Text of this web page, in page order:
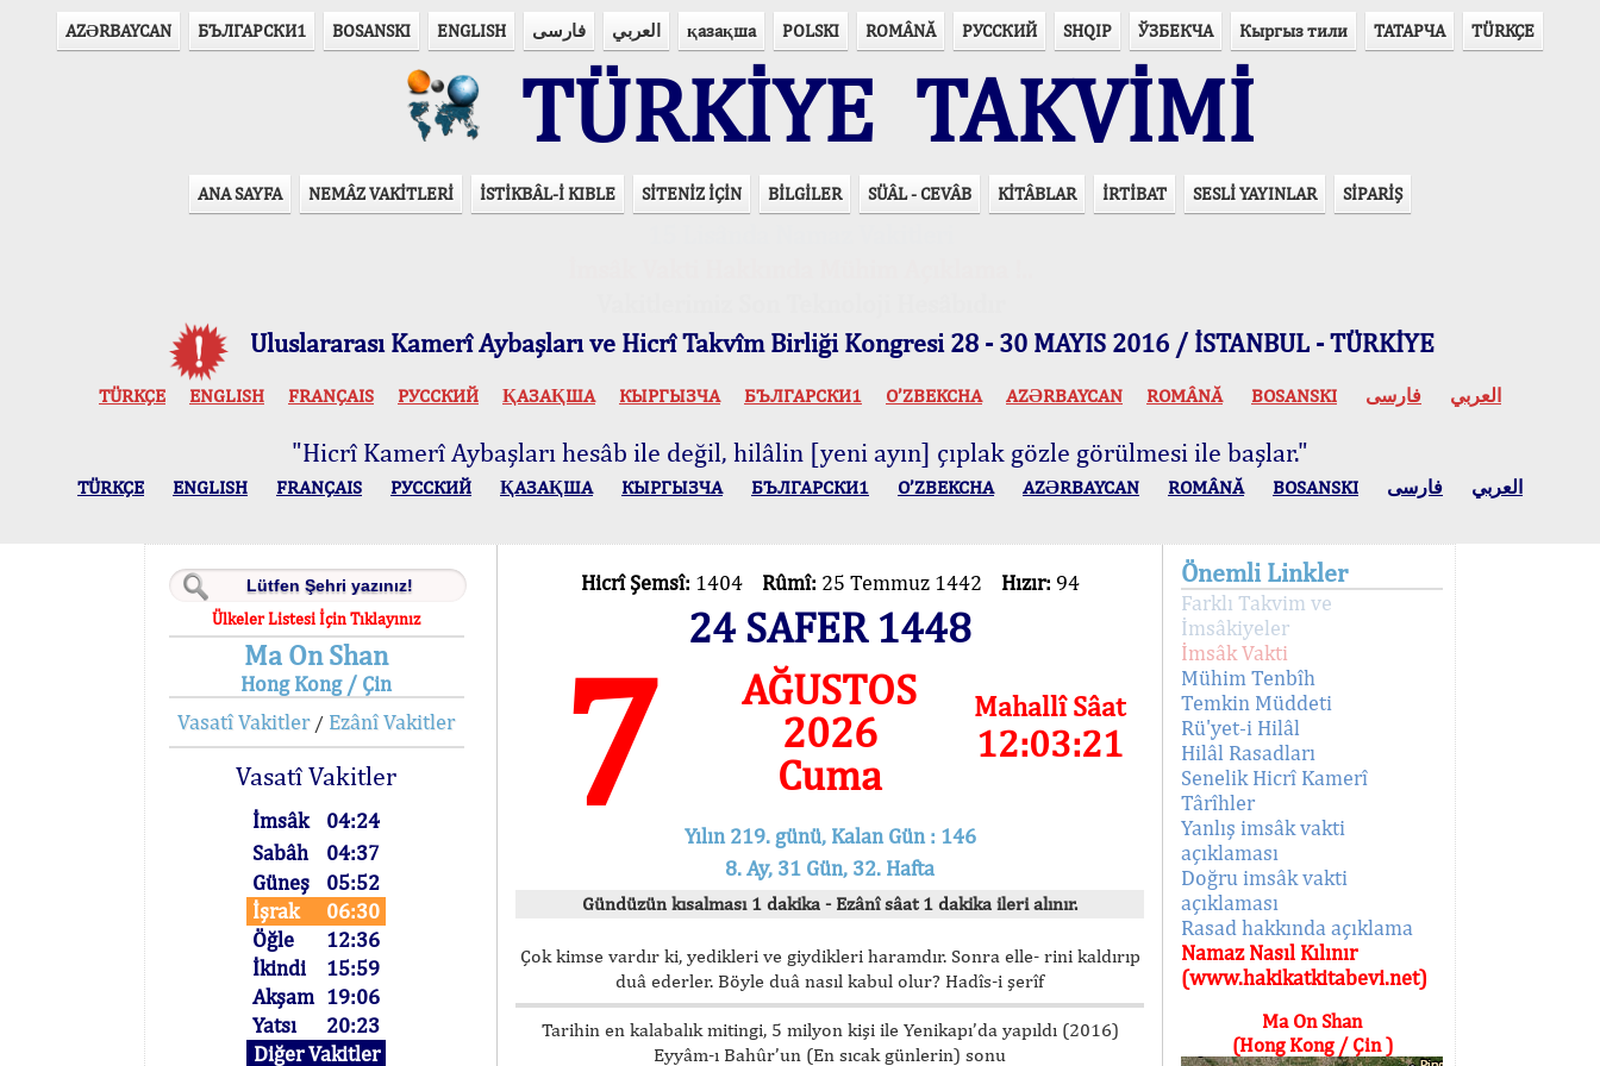
AZӘRBAYCAN БЪЛГАРСКИ1 BOSANSKI ENGLISH فارسی العربي қазақша POLSKI ROMÂNĂ РУССКИЙ SHQIP ЎЗБЕКЧА Кыргыз тили ТАТАРЧА TÜRKÇE
TÜRKİYE TAKVİMİ
ANA SAYFA NEMÂZ VAKİTLERİ İSTİKBÂL-İ KIBLE SİTENİZ İÇİN BİLGİLER SÜÂL - CEVÂB KİTÂBLAR İRTİBAT SESLİ YAYINLAR SİPARİŞ
Uluslararası Kamerî Aybaşları ve Hicrî Takvîm Birliği Kongresi 28 - 30 MAYIS 2016 / İSTANBUL - TÜRKİYE
TÜRKÇE ENGLISH FRANÇAIS РУССКИЙ ҚАЗАҚША КЫPГЫЗЧA БЪЛГАРСКИ1 O’ZBEKCHA AZӘRBAYCAN ROMÂNĂ BOSANSKI العربي فارسی
"Hicrî Kamerî Aybaşları hesâb ile değil, hilâlin [yeni ayın] çıplak gözle görülmesi ile başlar."
TÜRKÇE ENGLISH FRANÇAIS РУССКИЙ ҚАЗАҚША КЫPГЫЗЧA БЪЛГАРСКИ1 O’ZBEKCHA AZӘRBAYCAN ROMÂNĂ BOSANSKI العربي فارسی
Ülkeler Listesi İçin Tıklayınız
Ma On Shan
Hong Kong / Çin
Vasatî Vakitler/ Ezânî Vakitler
Vasatî Vakitler
İmsâk
04:24
Sabâh
04:37
Güneş
05:52
İşrak
06:30
Öğle
12:36
İkindi
15:59
Akşam 19:06
Yatsı
20:23
Diğer Vakitler
Hicrî Şemsî: 1404 Rûmî: 25 Temmuz 1442 Hızır: 94
24 SAFER 1448
7
AĞUSTOS
2026
Cuma
Mahallî Sâat
12:03:21
Yılın 219. günü, Kalan Gün : 146
8. Ay, 31 Gün, 32. Hafta
Gündüzün kısalması 1 dakika - Ezânî sâat 1 dakika ileri alınır.
Çok kimse vardır ki, yedikleri ve giydikleri haramdır. Sonra elle- rini kaldırıp
duâ ederler. Böyle duâ nasıl kabul olur? Hadîs-i şerîf
Tarihin en kalabalık mitingi, 5 milyon kişi ile Yenikapı’da yapıldı (2016)
Eyyâm-ı Bahûr’un (En sıcak günlerin) sonu
Önemli Linkler
Farklı Takvim ve
İmsâkiyeler
İmsâk Vakti
Mühim Tenbîh
Temkin Müddeti
Rü'yet-i Hilâl
Hilâl Rasadları
Senelik Hicrî Kamerî
Târîhler
Yanlış imsâk vakti
açıklaması
Doğru imsâk vakti
açıklaması
Rasad hakkında açıklama
Namaz Nasıl Kılınır
(www.hakikatkitabevi.net)
Ma On Shan
(Hong Kong / Çin )